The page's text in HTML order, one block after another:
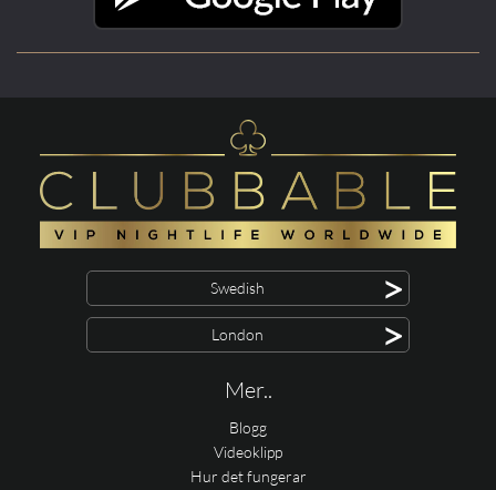
Swedish >
London >
Mer..
Blogg
Videoklipp
Hur det fungerar